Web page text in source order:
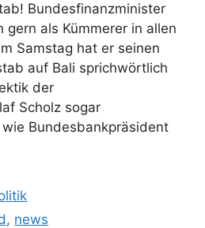
Bundesfinanzminister
gern als Kümmerer in allen
Samstag hat er seinen
auf Bali sprichwörtlich
der
Scholz sogar
Bundesbankpräsident
, news